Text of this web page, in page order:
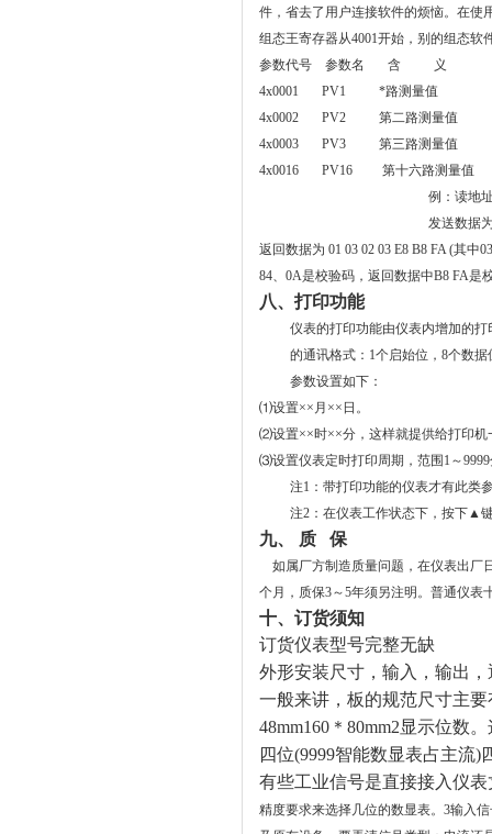
件，省去了用户连接软件的烦恼。在使
组态王寄存器从4001开始，别的组态软
参数代号 参数名 含 义
4x0001 PV1 *路测量值
4x0002 PV2 第二路测量值
4x0003 PV3 第三路测量值
4x0016 PV16 第十六路测量值
例：读地
发送数据
返回数据为 01 03 02 03 E8 B8 FA (其
84、0A是校验码，返回数据中B8 FA是
八、 打印功能
仪表的打印功能由仪表内增加的
的通讯格式：1个启始位，8个数
参数设置如下：
⑴设置×× 月 ×× 日。
⑵设置××时××分，这样就提供给打印
⑶设置仪表定时打印周期，范围 1 ～9999
注1：带打印功能的仪表才有此类
注2：在仪表工作状态下，按下▲
九、 质 保
如属厂方制造质量问题，在仪表出厂
个月，质保3～5年须另注明。普通仪表
十、订货须知
订货仪表型号完整无缺
外形安装尺寸，输入，输出
一般来讲，板的规范尺寸主
48mm160 ＊ 80mm2显示位数
四位(9999智能数显表占主流)
有些工业信号是直接接入仪表
精度要求来选择几位的数显表。 3输入